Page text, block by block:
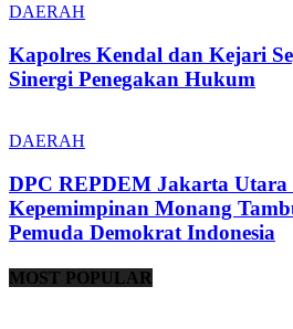
DAERAH
Kapolres Kendal dan Kejari
Sinergi Penegakan Hukum
DAERAH
DPC REPDEM Jakarta Utara
Kepemimpinan Monang
Pemuda Demokrat Indonesia
MOST POPULAR